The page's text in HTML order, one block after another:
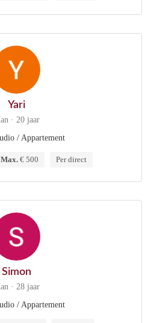
Yari
· 20 jaar
/ Appartement
Max.€ 500 Per direct
Simon
· 28 jaar
/ Appartement